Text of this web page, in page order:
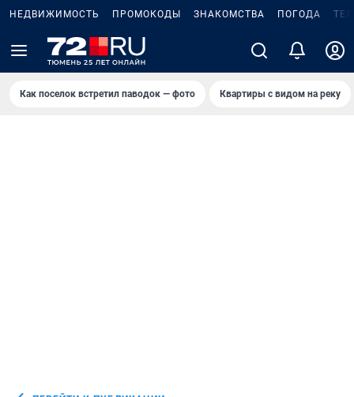
НЕДВИЖИМОСТЬ ПРОМОКОДЫ ЗНАКОМСТВА ПОГОДА
Как поселок встретил паводок — фото Квартиры с видом на реку